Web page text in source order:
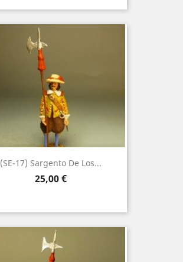
(SE-17) Sargento De Los...
Precio
25,00 €